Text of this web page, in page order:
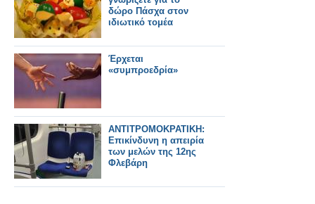
δώρο Πάσχα στον
ιδιωτικό τομέα
Έρχεται
«συμπροεδρία»
ΑΝΤΙΤΡΟΜΟΚΡΑΤΙΚΗ:
Επικίνδυνη η απειρία
των μελών της 12ης
Φλεβάρη